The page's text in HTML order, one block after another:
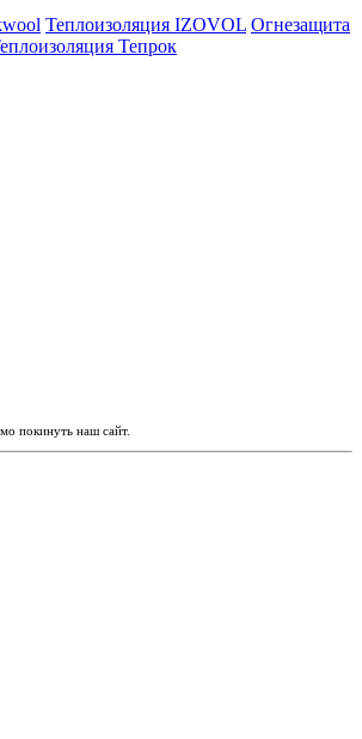
Теплоизоляция IZOVOL Огнезащита
Тепрок
покинуть наш сайт.